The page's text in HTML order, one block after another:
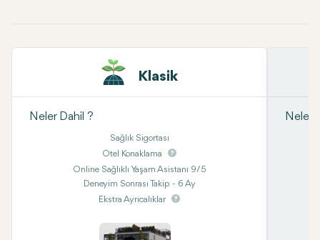
Klasik
Neler Dahil ?
Sağlık Sigortası
Otel Konaklama
Online Sağlıklı Yaşam Asistanı 9/5
Deneyim Sonrası Takip - 6 Ay
Ekstra Ayrıcalıklar
Neler